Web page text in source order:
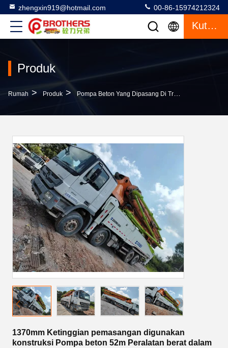
zhengxin919@hotmail.com 00-86-15974212324
Kutipan
Produk
Rumah > Produk > Pompa Beton Yang Dipasang Di Truk
1370mm Ketinggian pemasangan digunakan
konstruksi Pompa beton 52m Peralatan berat dalam